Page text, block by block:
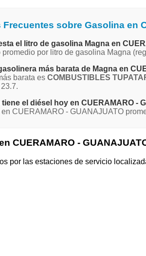
sobre Gasolina en
el litro de gasolina Magna en
promedio por litro de gasolina Magna
más barata de Magna en
barata es COMBUSTIBLES
el diésel hoy en CUERAMARO -
CUERAMARO - GUANAJUATO
CUERAMARO -
por las estaciones de servicio